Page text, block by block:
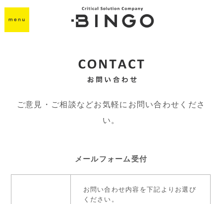
ご意見・ご相談などお気軽にお問い合わせくださ
い。
メールフォーム受付
お問い合わせ内容を下記よりお選び
ください。